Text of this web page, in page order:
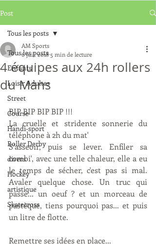
Post
Tous les posts
Enfants
Loisir Adultes
Street
Course
Handi-sport
Roller Derby
divers
Hockey
artistique
Skatecross
Tous les posts
4 équipes aux 24h rollers
du Mans
AM Sports
6 juil. 2018 5 min de lecture
BIP BIP BIP BIP !!!
La cruelle et stridente sonnerie du
téléphone à 2h du mat'
S’asseoir, puis se lever. Enfiler sa
combi', avec une telle chaleur, elle a eu
le temps de sécher, c'est pas si mal.
Avaler quelque chose. Un truc qui
passe... un oeuf ? et un morceau de
pastèque, tiens pourquoi pas... et puis
un litre de flotte.
Remettre ses idées en place...